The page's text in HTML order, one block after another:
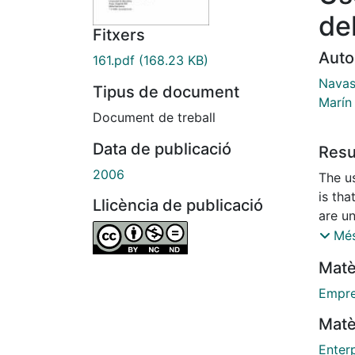
Fitxers
161.pdf (168.23 KB)
Tipus de document
Document de treball
Data de publicació
2006
Llicència de publicació
The
is that grant
are
delays in
of
reduction in the
how